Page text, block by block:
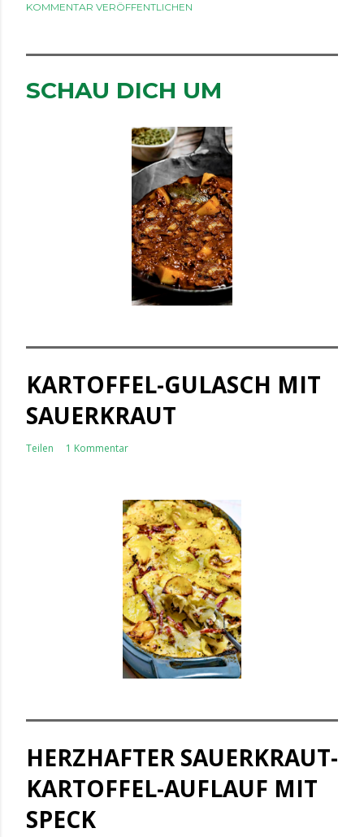
KOMMENTAR VERÖFFENTLICHEN
SCHAU DICH UM
KARTOFFEL-GULASCH MIT
SAUERKRAUT
Teilen 1 Kommentar
HERZHAFTER SAUERKRAUT-
KARTOFFEL-AUFLAUF MIT
SPECK